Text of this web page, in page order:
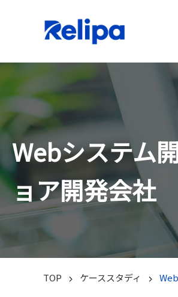
Webシステム
ョア開発会社
TOP ケーススタディ